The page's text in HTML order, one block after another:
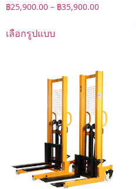
฿25,900.00 – ฿35,900.00
เลือกรูปแบบ